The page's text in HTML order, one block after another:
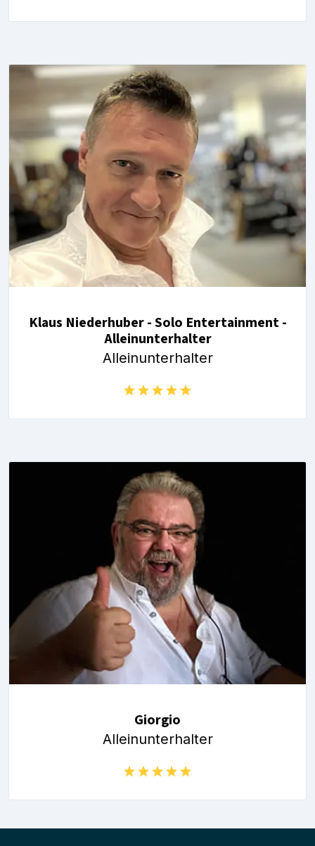
Klaus Niederhuber - Solo Entertainment -
Alleinunterhalter
Alleinunterhalter
Giorgio
Alleinunterhalter